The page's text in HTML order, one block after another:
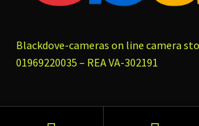
Blackdove-cameras on line camera
01969220035 – REA VA-302191